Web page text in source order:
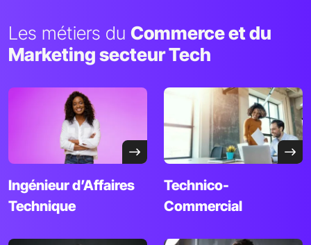
Les métiers du Commerce et du
Marketing secteur Tech
Ingénieur d’Affaires
Technique
Technico-
Commercial